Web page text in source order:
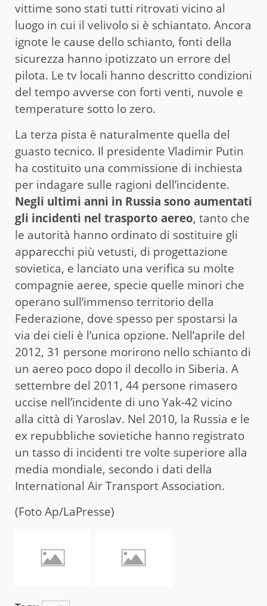
vittime sono stati tutti ritrovati vicino al
luogo in cui il velivolo si è schiantato. Ancora
ignote le cause dello schianto, fonti della
sicurezza hanno ipotizzato un errore del
pilota. Le tv locali hanno descritto condizioni
del tempo avverse con forti venti, nuvole e
temperature sotto lo zero.
La terza pista è naturalmente quella del
guasto tecnico. Il presidente Vladimir Putin
ha costituito una commissione di inchiesta
per indagare sulle ragioni dell’incidente.
Negli ultimi anni in Russia sono aumentati
gli incidenti nel trasporto aereo, tanto che
le autorità hanno ordinato di sostituire gli
apparecchi più vetusti, di progettazione
sovietica, e lanciato una verifica su molte
compagnie aeree, specie quelle minori che
operano sull’immenso territorio della
Federazione, dove spesso per spostarsi la
via dei cieli è l’unica opzione. Nell’aprile del
2012, 31 persone morirono nello schianto di
un aereo poco dopo il decollo in Siberia. A
settembre del 2011, 44 persone rimasero
uccise nell’incidente di uno Yak-42 vicino
alla città di Yaroslav. Nel 2010, la Russia e le
ex repubbliche sovietiche hanno registrato
un tasso di incidenti tre volte superiore alla
media mondiale, secondo i dati della
International Air Transport Association.
(Foto Ap/LaPresse)